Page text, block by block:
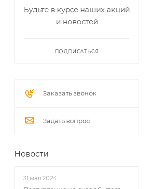
Будьте в курсе наших акций
и новостей
ПОДПИСАТЬСЯ
Заказать звонок
Задать вопрос
Новости
31 мая 2024